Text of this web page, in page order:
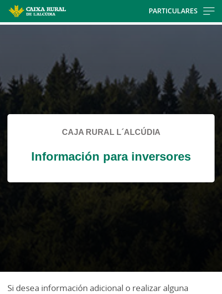
PARTICULARES
espere...
CAJA RURAL L´ALCÚDIA
Información para inversores
Si desea información adicional o realizar alguna